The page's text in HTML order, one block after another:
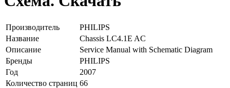
Производитель
PHILIPS
Название
Chassis LC4.1E AC
Описание
Service Manual with Schematic Diagram
Бренды
PHILIPS
Год
2007
Количество страниц 66